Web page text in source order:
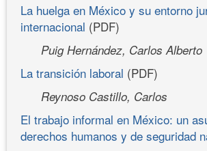
La huelga en México y su entorno
internacional (PDF)
Puig Hernández, Carlos Alberto
La transición laboral (PDF)
Reynoso Castillo, Carlos
El trabajo informal en México: un
derechos humanos y de seguridad